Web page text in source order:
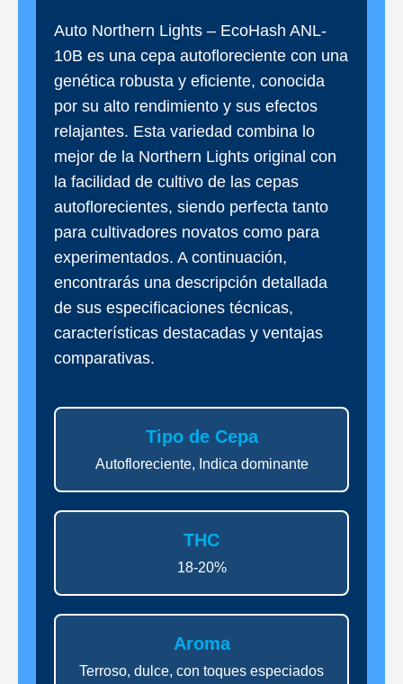
Auto Northern Lights – EcoHash ANL-
10B es una cepa autofloreciente con una
genética robusta y eficiente, conocida
por su alto rendimiento y sus efectos
relajantes. Esta variedad combina lo
mejor de la Northern Lights original con
la facilidad de cultivo de las cepas
autoflorecientes, siendo perfecta tanto
para cultivadores novatos como para
experimentados. A continuación,
encontrarás una descripción detallada
de sus especificaciones técnicas,
características destacadas y ventajas
comparativas.
Tipo de Cepa
Autofloreciente, Indica dominante
THC
18-20%
Aroma
Terroso, dulce, con toques especiados